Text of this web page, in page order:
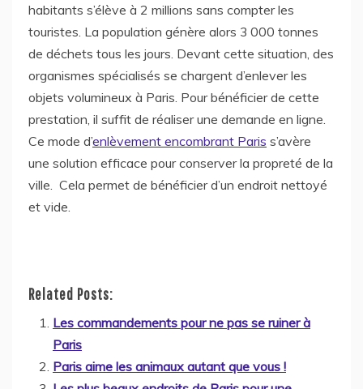
habitants s’élève à 2 millions sans compter les
touristes. La population génère alors 3 000 tonnes
de déchets tous les jours. Devant cette situation, des
organismes spécialisés se chargent d’enlever les
objets volumineux à Paris. Pour bénéficier de cette
prestation, il suffit de réaliser une demande en ligne.
Ce mode d’enlèvement encombrant Paris s’avère
une solution efficace pour conserver la propreté de la
ville. Cela permet de bénéficier d’un endroit nettoyé
et vide.
Related Posts:
Les commandements pour ne pas se ruiner à
Paris
Paris aime les animaux autant que vous !